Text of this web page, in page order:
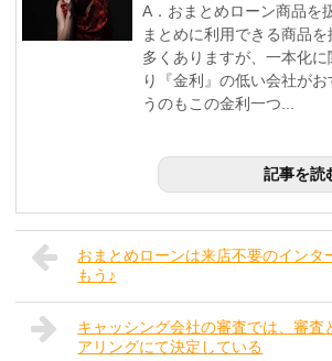
A．おまとめローン商品を
まとめに利用できる商品
多くありますが、一本化
り『金利』の低い会社が
うのもこの金利一つ...
記事を読
おまとめローンは来店不要のインタ
もう♪
キャッシング会社の審査では、審査
アリングにて決定している